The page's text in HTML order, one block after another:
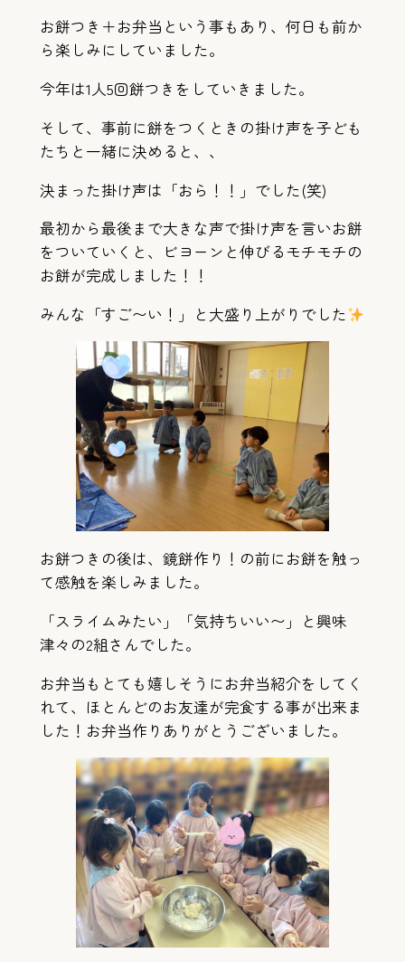
お餅つき＋お弁当という事もあり、何日も前か
ら楽しみにしていました。
今年は1人5回餅つきをしていきました。
そして、事前に餅をつくときの掛け声を子ども
たちと一緒に決めると、、
決まった掛け声は「おら！！」でした(笑)
最初から最後まで大きな声で掛け声を言いお餅
をついていくと、ビヨーンと伸びるモチモチの
お餅が完成しました！！
みんな「すご〜い！」と大盛り上がりでした
お餅つきの後は、鏡餅作り！の前にお餅を触っ
て感触を楽しみました。
「スライムみたい」「気持ちいい〜」と興味
津々の2組さんでした。
お弁当もとても嬉しそうにお弁当紹介をしてく
れて、ほとんどのお友達が完食する事が出来ま
した！お弁当作りありがとうございました。